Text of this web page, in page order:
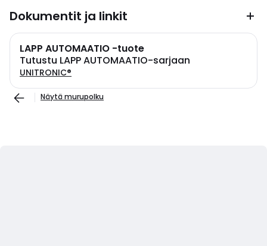
Dokumentit ja linkit
LAPP AUTOMAATIO -tuote
Tutustu LAPP AUTOMAATIO-sarjaan
UNITRONIC®
Näytä murupolku